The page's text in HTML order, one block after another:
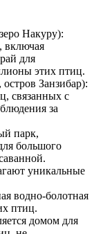
Накуру):
включая
для
этих птиц.
Занзибар):
связанных с
за
парк,
большого
уникальные
водно-болотная
птиц.
домом для